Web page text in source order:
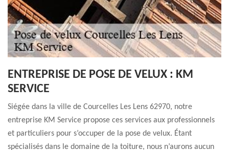
ENTREPRISE DE POSE DE VELUX : KM
SERVICE
Siégée dans la ville de Courcelles Les Lens 62970, notre
entreprise KM Service propose ces services aux professionnels
et particuliers pour s’occuper de la pose de velux. Étant
spécialisés dans le domaine de la toiture, nous n’aurons aucun